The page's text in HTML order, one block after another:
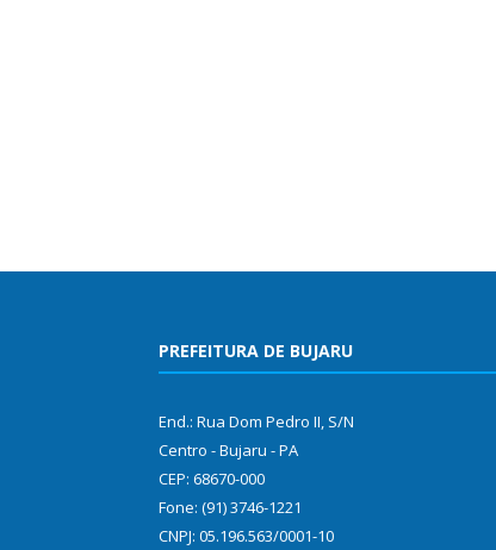
PREFEITURA DE BUJARU
End.: Rua Dom Pedro II, S/N
Centro - Bujaru - PA
CEP: 68670-000
Fone: (91) 3746-1221
CNPJ: 05.196.563/0001-10